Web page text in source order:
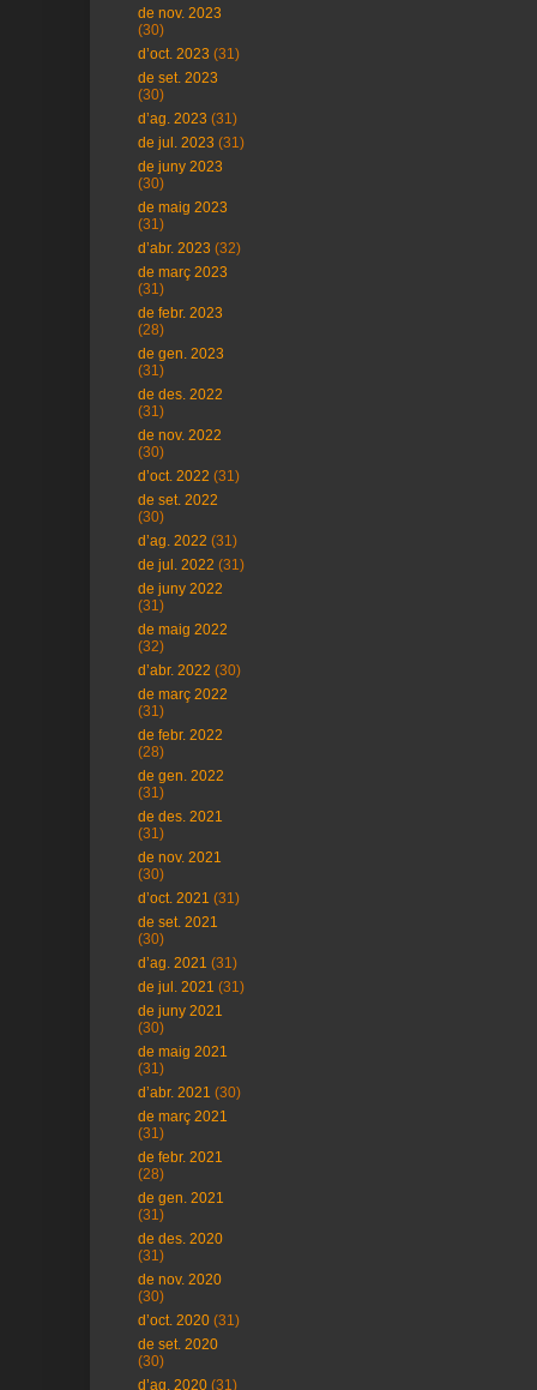
de nov. 2023
(30)
d’oct. 2023 (31)
de set. 2023
(30)
d’ag. 2023 (31)
de jul. 2023 (31)
de juny 2023
(30)
de maig 2023
(31)
d’abr. 2023 (32)
de març 2023
(31)
de febr. 2023
(28)
de gen. 2023
(31)
de des. 2022
(31)
de nov. 2022
(30)
d’oct. 2022 (31)
de set. 2022
(30)
d’ag. 2022 (31)
de jul. 2022 (31)
de juny 2022
(31)
de maig 2022
(32)
d’abr. 2022 (30)
de març 2022
(31)
de febr. 2022
(28)
de gen. 2022
(31)
de des. 2021
(31)
de nov. 2021
(30)
d’oct. 2021 (31)
de set. 2021
(30)
d’ag. 2021 (31)
de jul. 2021 (31)
de juny 2021
(30)
de maig 2021
(31)
d’abr. 2021 (30)
de març 2021
(31)
de febr. 2021
(28)
de gen. 2021
(31)
de des. 2020
(31)
de nov. 2020
(30)
d’oct. 2020 (31)
de set. 2020
(30)
d’ag. 2020 (31)